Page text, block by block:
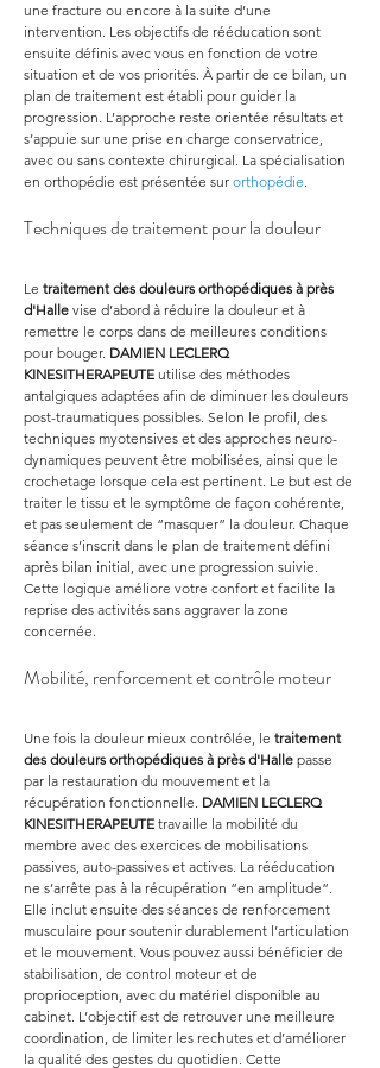
une fracture ou encore à la suite d’une
intervention. Les objectifs de rééducation sont
ensuite définis avec vous en fonction de votre
situation et de vos priorités. À partir de ce bilan, un
plan de traitement est établi pour guider la
progression. L’approche reste orientée résultats et
s’appuie sur une prise en charge conservatrice,
avec ou sans contexte chirurgical. La spécialisation
en orthopédie est présentée sur orthopédie.
Techniques de traitement pour la douleur
Le traitement des douleurs orthopédiques à près
d'Halle vise d’abord à réduire la douleur et à
remettre le corps dans de meilleures conditions
pour bouger. DAMIEN LECLERQ
KINESITHERAPEUTE utilise des méthodes
antalgiques adaptées afin de diminuer les douleurs
post-traumatiques possibles. Selon le profil, des
techniques myotensives et des approches neuro-
dynamiques peuvent être mobilisées, ainsi que le
crochetage lorsque cela est pertinent. Le but est de
traiter le tissu et le symptôme de façon cohérente,
et pas seulement de “masquer” la douleur. Chaque
séance s’inscrit dans le plan de traitement défini
après bilan initial, avec une progression suivie.
Cette logique améliore votre confort et facilite la
reprise des activités sans aggraver la zone
concernée.
Mobilité, renforcement et contrôle moteur
Une fois la douleur mieux contrôlée, le traitement
des douleurs orthopédiques à près d'Halle passe
par la restauration du mouvement et la
récupération fonctionnelle. DAMIEN LECLERQ
KINESITHERAPEUTE travaille la mobilité du
membre avec des exercices de mobilisations
passives, auto-passives et actives. La rééducation
ne s’arrête pas à la récupération “en amplitude”.
Elle inclut ensuite des séances de renforcement
musculaire pour soutenir durablement l’articulation
et le mouvement. Vous pouvez aussi bénéficier de
stabilisation, de control moteur et de
proprioception, avec du matériel disponible au
cabinet. L’objectif est de retrouver une meilleure
coordination, de limiter les rechutes et d’améliorer
la qualité des gestes du quotidien. Cette